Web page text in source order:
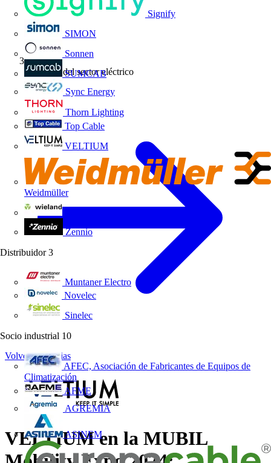
Signify
SIMON
Sonnen
SUMCAB
Sync Energy
Thorn Lighting
Top Cable
VELTIUM
Weidmüller
Zennio
Distribuidor 3
Muntaner Electro
Novelec
Sinelec
Socio industrial 10
AFEC, Asociación de Fabricantes de Equipos de
Climatización
AFME
AGREMIA
ASINEM
Noticias del sector eléctrico
Volver a Noticias
VELTIUM en la MUBIL